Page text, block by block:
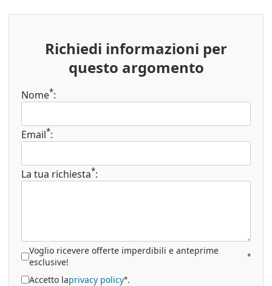
Richiedi informazioni per
questo argomento
Nome*:
Email*:
La tua richiesta*:
Voglio ricevere offerte imperdibili e anteprime
esclusive!
*
Accetto laprivacy policy*.